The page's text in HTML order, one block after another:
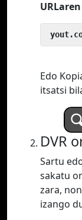
URLaren
Edo
itsatsi
DVR
Sartu
sakatu
zara,
izango